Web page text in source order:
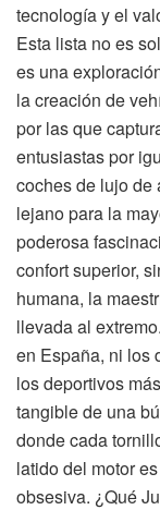
tecnología y el
Esta lista no es
es una
la creación de
por las que
entusiastas por
coches de lujo de
lejano para la
poderosa
confort superior,
humana, la
llevada al
en España, ni los
los deportivos
tangible de una
donde cada
latido del motor
obsesiva. ¿Qué